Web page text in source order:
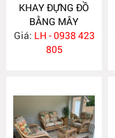
KHAY ĐỰNG ĐỒ
BẰNG MÂY
MA769
Giá: LH - 0938 423
805